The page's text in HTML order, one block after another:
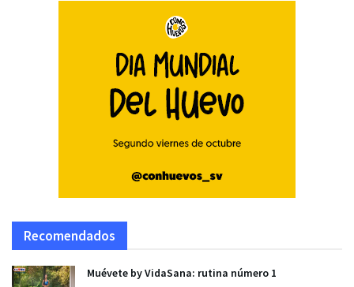
Recomendados
Muévete by VidaSana: rutina número 1